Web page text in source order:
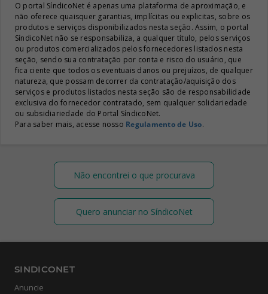
O portal SíndicoNet é apenas uma plataforma de aproximação, e
não oferece quaisquer garantias, implícitas ou explicitas, sobre os
produtos e serviços disponibilizados nesta seção. Assim, o portal
SíndicoNet não se responsabiliza, a qualquer título, pelos serviços
ou produtos comercializados pelos fornecedores listados nesta
seção, sendo sua contratação por conta e risco do usuário, que
fica ciente que todos os eventuais danos ou prejuízos, de qualquer
natureza, que possam decorrer da contratação/aquisição dos
serviços e produtos listados nesta seção são de responsabilidade
exclusiva do fornecedor contratado, sem qualquer solidariedade
ou subsidiariedade do Portal SíndicoNet.
Para saber mais, acesse nosso Regulamento de Uso.
Não encontrei o que procurava
Quero anunciar no SíndicoNet
SINDICONET
Anuncie